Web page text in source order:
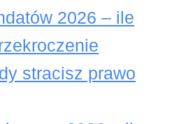
2026 – ile
stracisz prawo